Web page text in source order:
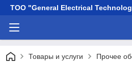
ТОО "General Electrical
Товары и услуги Прочее